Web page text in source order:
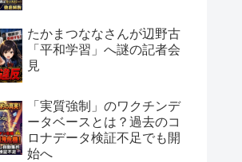
たかまつななさんが辺野古
「平和学習」へ謎の記者会
見
「実質強制」のワクチンデ
ータベースとは？過去のコ
ロナデータ検証不足でも開
始へ